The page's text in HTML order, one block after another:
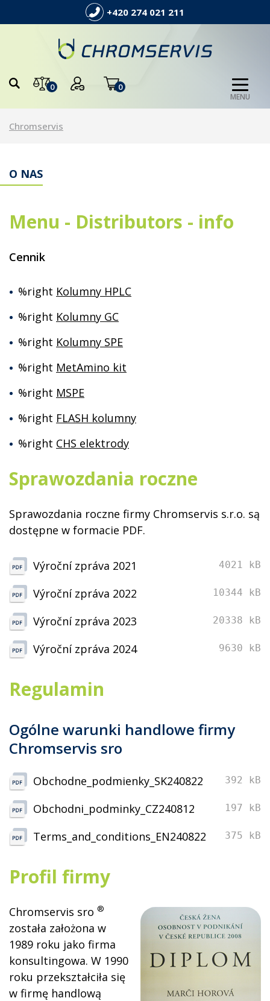
+420 274 021 211
0 0
MENU
Chromservis
O NAS
Menu - Distributors - info
Cennik
%right Kolumny HPLC
%right Kolumny GC
%right Kolumny SPE
%right MetAmino kit
%right MSPE
%right FLASH kolumny
%right CHS elektrody
Sprawozdania roczne
Sprawozdania roczne firmy Chromservis s.r.o. są
dostępne w formacie PDF.
Výroční zpráva 2021 4021 kB
Výroční zpráva 2022 10344 kB
Výroční zpráva 2023 20338 kB
Výroční zpráva 2024 9630 kB
Regulamin
Ogólne warunki handlowe firmy
Chromservis sro
Obchodne_podmienky_SK240822 392 kB
Obchodni_podminky_CZ240812 197 kB
Terms_and_conditions_EN240822 375 kB
Profil firmy
Chromservis sro ®
została założona w
1989 roku jako firma
konsultingowa. W 1990
roku przekształciła się
w firmę handlową